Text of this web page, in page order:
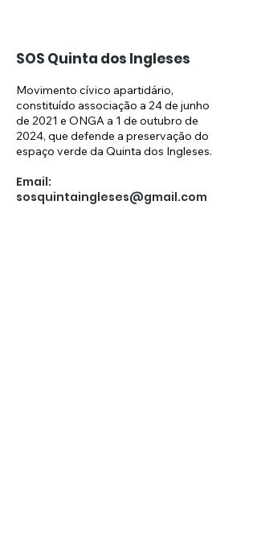
SOS Quinta dos Ingleses
Movimento cívico apartidário,
constituído associação a 24 de junho
de 2021 e ONGA a 1 de outubro de
2024, que defende a preservação do
espaço verde da Quinta dos Ingleses.
Email:
sosquintaingleses@gmail.com